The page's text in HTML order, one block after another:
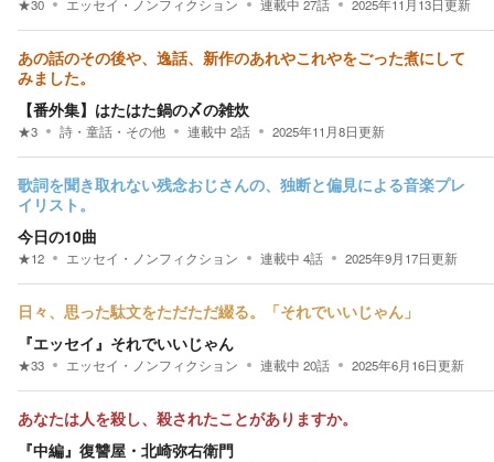
★30 エッセイ・ノンフィクション 連載中 27話 2025年11月13日更新
あの話のその後や、逸話、新作のあれやこれやをごった煮にして
みました。
【番外集】はたはた鍋の〆の雑炊
★3 詩・童話・その他 連載中 2話 2025年11月8日更新
歌詞を聞き取れない残念おじさんの、独断と偏見による音楽プレ
イリスト。
今日の10曲
★12 エッセイ・ノンフィクション 連載中 4話 2025年9月17日更新
日々、思った駄文をただただ綴る。「それでいいじゃん」
『エッセイ』それでいいじゃん
★33 エッセイ・ノンフィクション 連載中 20話 2025年6月16日更新
あなたは人を殺し、殺されたことがありますか。
『中編』復讐屋・北崎弥右衛門